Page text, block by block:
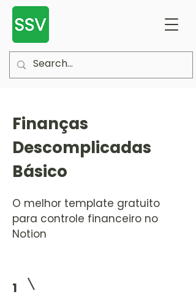
Finanças
Descomplicadas
Básico
O melhor template gratuito
para controle financeiro no
Notion
1